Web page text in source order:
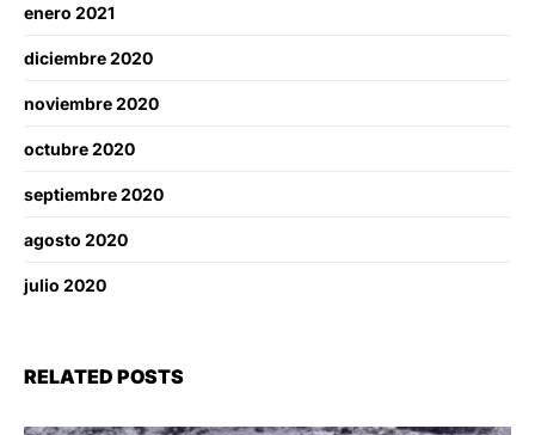
enero 2021
diciembre 2020
noviembre 2020
octubre 2020
septiembre 2020
agosto 2020
julio 2020
RELATED POSTS